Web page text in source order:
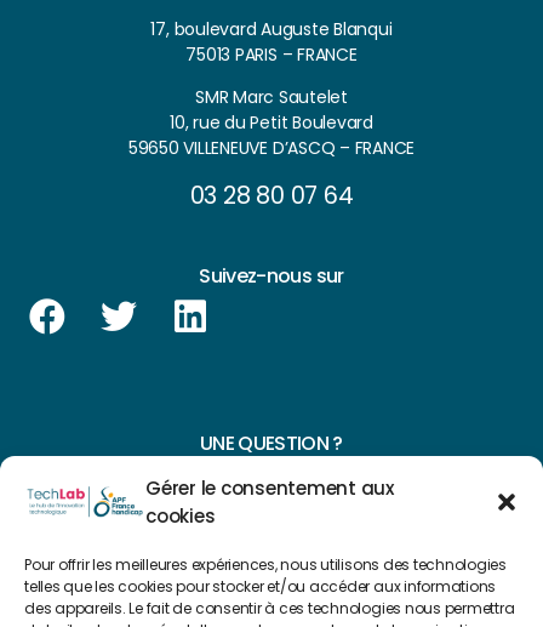
Gérer le consentement aux
cookies
Pour offrir les meilleures expériences, nous utilisons des technologies
telles que les cookies pour stocker et/ou accéder aux informations
des appareils. Le fait de consentir à ces technologies nous permettra
17, boulevard Auguste Blanqui
75013 PARIS – FRANCE
SMR Marc Sautelet
10, rue du Petit Boulevard
59650 VILLENEUVE D’ASCQ – FRANCE
03 28 80 07 64
Suivez-nous sur
UNE QUESTION ?
CONTACTEZ-NOUS
NAVIGUER SUR NOTRE SITE
Plan du site